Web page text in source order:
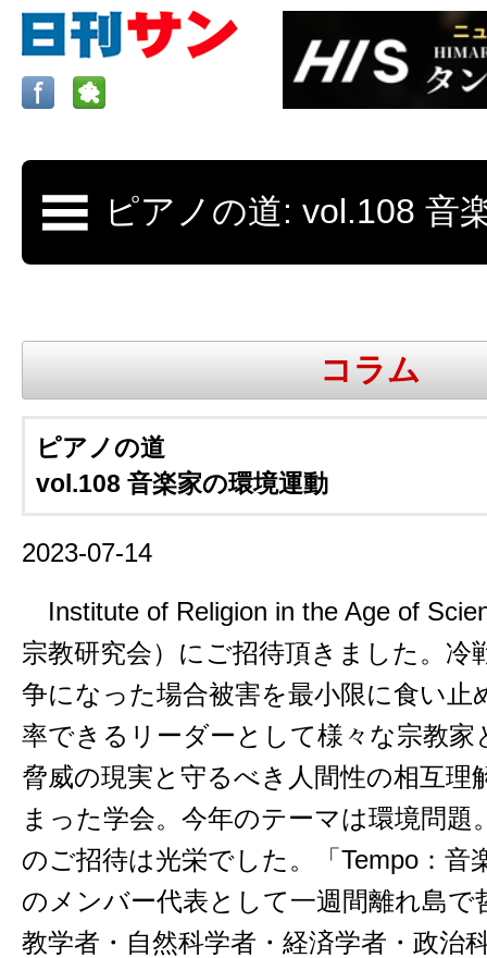
ロサンゼルスの求人、クラシファイド、地元情報など
日刊サンはロサンゼルスの日本語新
更新、求人、クラシファイドは毎週木
コラム
ピアノの道
vol.108 音楽家の環境運動
2023-07-14
Institute of Religion in the Age of
宗教研究会）にご招待頂きました。冷
争になった場合被害を最小限に食い止
率できるリーダーとして様々な宗教家
脅威の現実と守るべき人間性の相互理
まった学会。今年のテーマは環境問題
のご招待は光栄でした。「Tempo：音
のメンバー代表として一週間離れ島で
教学者・自然科学者・経済学者・政治